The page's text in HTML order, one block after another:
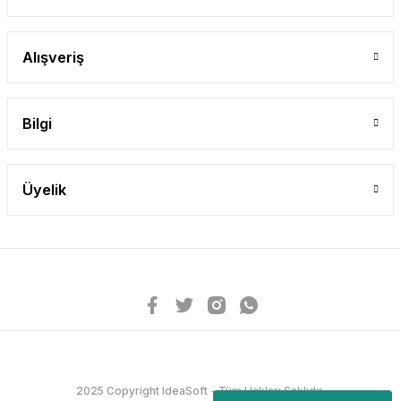
Alışveriş
Bilgi
Üyelik
2025 Copyright IdeaSoft - Tüm Hakları Saklıdır.